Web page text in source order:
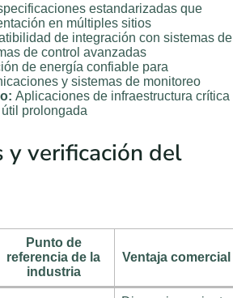
estandarizadas que
en múltiples sitios
de integración con sistemas de
de control avanzadas
de energía confiable para
y sistemas de monitoreo
Aplicaciones de infraestructura crítica
prolongada
y verificación del
Punto de
referencia de la
industria
Ventaja comercial